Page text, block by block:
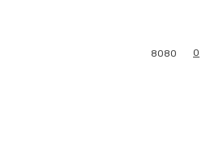
0
8080